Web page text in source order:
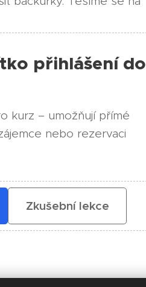
přihlášení do
kurz – umožňují přímé
nebo rezervaci
Zkušební lekce